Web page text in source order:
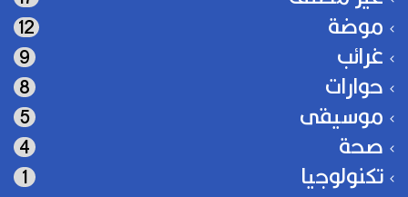
موضة 12
غرائب 9
حوارات 8
موسيقى 5
صحة 4
تكنولوجيا 1